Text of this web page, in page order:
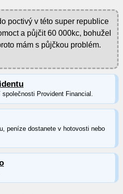
poctivý v této super republice
a půjčit 60 000kc, bohužel
mám s půjčkou problém.
Provident Financial.
peníze dostanete v hotovosti nebo